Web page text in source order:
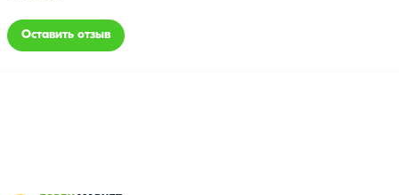
Оставить отзыв